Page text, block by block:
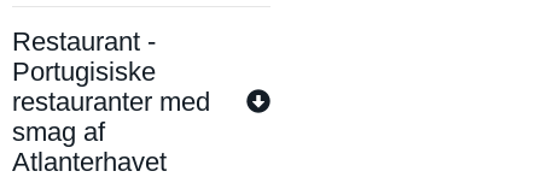
Restaurant -
Portugisiske
restauranter med
smag af
Atlanterhavet